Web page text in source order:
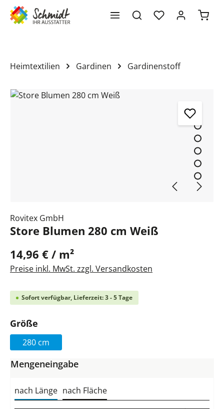
springen
Heimtextilien Gardinen Gardinenstoff
Bildergalerie überspringen
Rovitex GmbH
Store Blumen 280 cm Weiß
14,96 € / m²
Preise inkl. MwSt. zzgl. Versandkosten
Sofort verfügbar, Lieferzeit: 3 - 5 Tage
Größe
280 cm
Mengeneingabe
nach Länge nach Fläche